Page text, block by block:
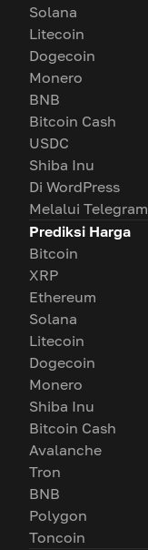
Solana
Litecoin
Dogecoin
Monero
BNB
Bitcoin Cash
USDC
Shiba Inu
Di WordPress
Melalui Telegram
Prediksi Harga
Bitcoin
XRP
Ethereum
Solana
Litecoin
Dogecoin
Monero
Shiba Inu
Bitcoin Cash
Avalanche
Tron
BNB
Polygon
Toncoin